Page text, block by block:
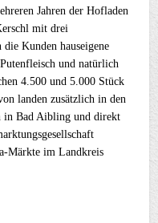
Jahren der Hofladen
mit drei
Kunden hauseigene
und natürlich
4.500 und 5.000 Stück
landen zusätzlich in den
in Bad Aibling und direkt
Märkte im Landkreis